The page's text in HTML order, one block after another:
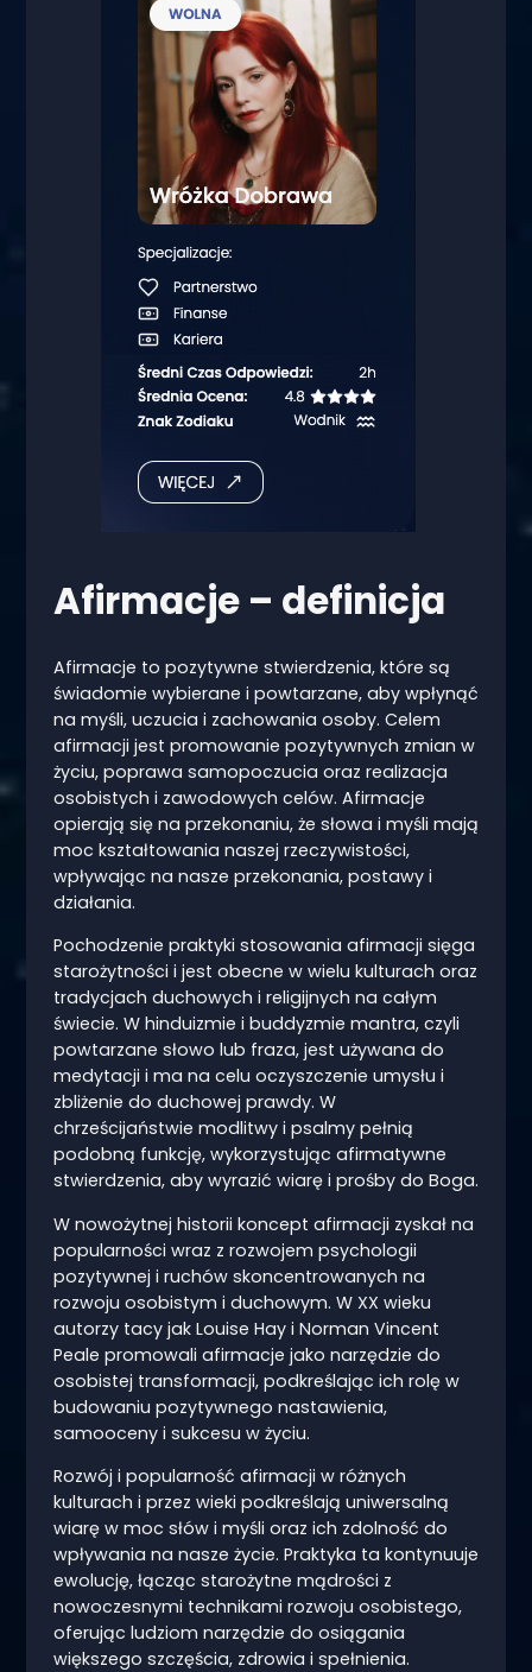
Afirmacje – definicja
Afirmacje to pozytywne stwierdzenia, które są
świadomie wybierane i powtarzane, aby wpłynąć
na myśli, uczucia i zachowania osoby. Celem
afirmacji jest promowanie pozytywnych zmian w
życiu, poprawa samopoczucia oraz realizacja
osobistych i zawodowych celów. Afirmacje
opierają się na przekonaniu, że słowa i myśli mają
moc kształtowania naszej rzeczywistości,
wpływając na nasze przekonania, postawy i
działania.
Pochodzenie praktyki stosowania afirmacji sięga
starożytności i jest obecne w wielu kulturach oraz
tradycjach duchowych i religijnych na całym
świecie. W hinduizmie i buddyzmie mantra, czyli
powtarzane słowo lub fraza, jest używana do
medytacji i ma na celu oczyszczenie umysłu i
zbliżenie do duchowej prawdy. W
chrześcijaństwie modlitwy i psalmy pełnią
podobną funkcję, wykorzystując afirmatywne
stwierdzenia, aby wyrazić wiarę i prośby do Boga.
W nowożytnej historii koncept afirmacji zyskał na
popularności wraz z rozwojem psychologii
pozytywnej i ruchów skoncentrowanych na
rozwoju osobistym i duchowym. W XX wieku
autorzy tacy jak Louise Hay i Norman Vincent
Peale promowali afirmacje jako narzędzie do
osobistej transformacji, podkreślając ich rolę w
budowaniu pozytywnego nastawienia,
samooceny i sukcesu w życiu.
Rozwój i popularność afirmacji w różnych
kulturach i przez wieki podkreślają uniwersalną
wiarę w moc słów i myśli oraz ich zdolność do
wpływania na nasze życie. Praktyka ta kontynuuje
ewolucję, łącząc starożytne mądrości z
nowoczesnymi technikami rozwoju osobistego,
oferując ludziom narzędzie do osiągania
większego szczęścia, zdrowia i spełnienia.